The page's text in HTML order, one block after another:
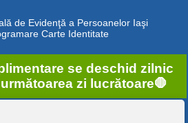
de Evidenţă a Persoanelor Iaşi
Carte Identitate
se deschid zilnic
zi lucrătoare🛑